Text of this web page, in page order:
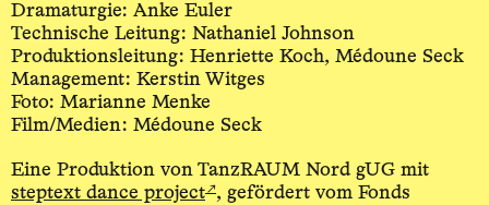
Dramaturgie: Anke Euler
Technische Leitung: Nathaniel Johnson
Produktionsleitung: Henriette Koch, Médoune Seck
Management: Kerstin Witges
Foto: Marianne Menke
Film/Medien: Médoune Seck
Eine Produktion von TanzRAUM Nord gUG mit
steptext dance project↗, gefördert vom Fonds